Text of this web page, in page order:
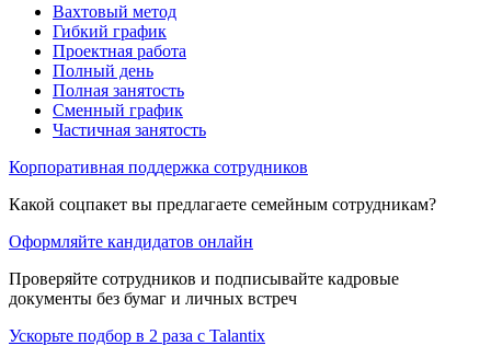
Вахтовый метод
Гибкий график
Проектная работа
Полный день
Полная занятость
Сменный график
Частичная занятость
Корпоративная поддержка сотрудников
Какой соцпакет вы предлагаете семейным сотрудникам?
Оформляйте кандидатов онлайн
Проверяйте сотрудников и подписывайте кадровые
документы без бумаг и личных встреч
Ускорьте подбор в 2 раза с Talantix